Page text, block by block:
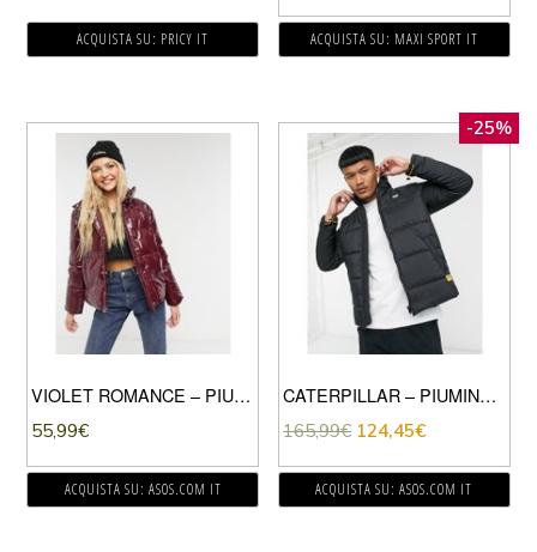
ACQUISTA SU: PRICY IT ACQUISTA SU: MAXI SPORT IT
VIOLET ROMANCE – PIUMINO IN VINILE BORDEAUX-ROSSO
55,99€
ACQUISTA SU: ASOS.COM IT
-25%
CATERPILLAR – PIUMINO BASIC NERO
165,99€ 124,45€
ACQUISTA SU: ASOS.COM IT